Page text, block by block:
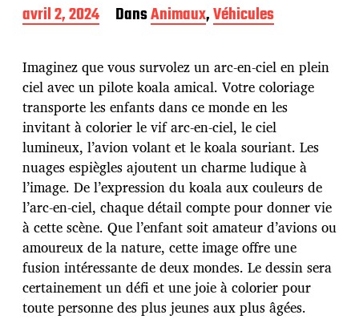
D
a
e
d
e
p
u
b
l
i
c
a
t
i
o
n
avril 2, 2024 DansAnimaux,Véhicules
Imaginez que vous survolez un arc-en-ciel en plein
ciel avec un pilote koala amical. Votre coloriage
transporte les enfants dans ce monde en les
invitant à colorier le vif arc-en-ciel, le ciel
lumineux, l’avion volant et le koala souriant. Les
nuages espiègles ajoutent un charme ludique à
l’image. De l’expression du koala aux couleurs de
l’arc-en-ciel, chaque détail compte pour donner vie
à cette scène. Que l’enfant soit amateur d’avions ou
amoureux de la nature, cette image offre une
fusion intéressante de deux mondes. Le dessin sera
certainement un défi et une joie à colorier pour
toute personne des plus jeunes aux plus âgées.